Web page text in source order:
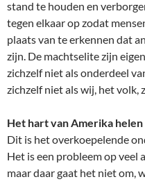
stand te houden en
tegen elkaar op zodat
plaats van te erkennen dat
zijn. De machtselite zijn
zichzelf niet als onderdeel
zichzelf niet als wij, het volk,
Het hart van Amerika helen
Dit is het overkoepelende
Het is een probleem op veel
maar daar gaat het niet om,